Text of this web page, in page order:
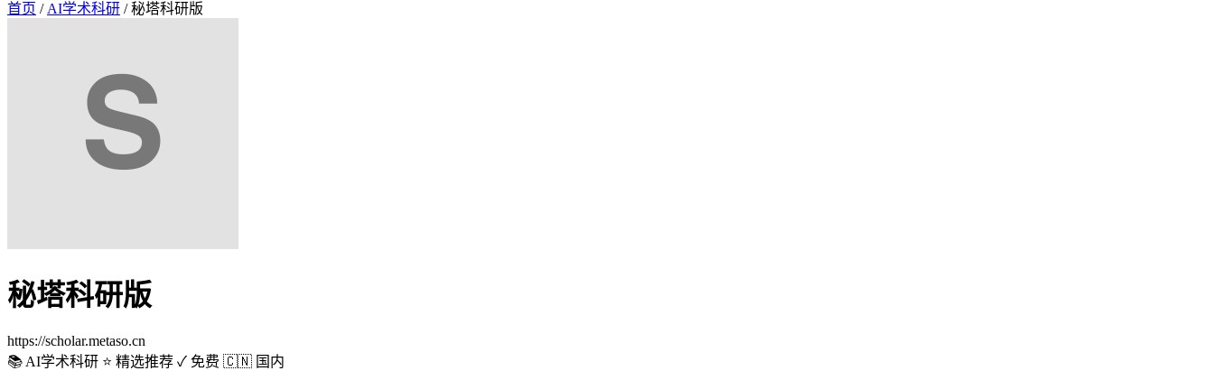
首页 / AI学术科研 / 秘塔科研版
秘塔科研版
https://scholar.metaso.cn
📚 AI学术科研 ⭐ 精选推荐 ✓ 免费 🇨🇳 国内